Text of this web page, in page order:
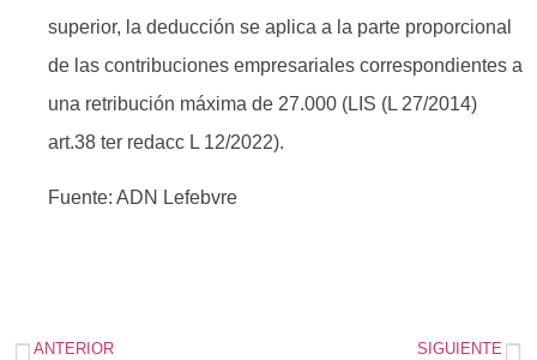
superior, la deducción se aplica a la parte proporcional
de las contribuciones empresariales correspondientes a
una retribución máxima de 27.000 (LIS (L 27/2014)
art.38 ter redacc L 12/2022).
Fuente: ADN Lefebvre
ANTERIOR SIGUIENTE